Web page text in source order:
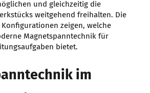
und gleichzeitig die
weitgehend freihalten. Die
zeigen, welche
Magnetspanntechnik für
bietet.
im